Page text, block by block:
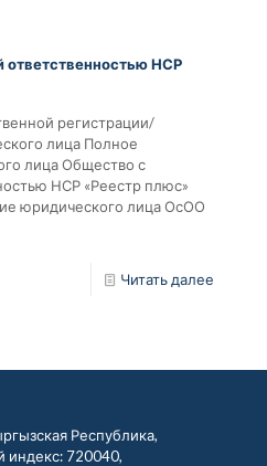
ответственностью НСР
регистрации/
лица Полное
лица Общество с
НСР «Реестр плюс»
юридического лица ОсОО
Читать далее
Республика,
индекс: 720040,